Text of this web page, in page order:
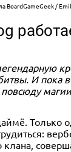
BoardGameGeek /
И
повсюду